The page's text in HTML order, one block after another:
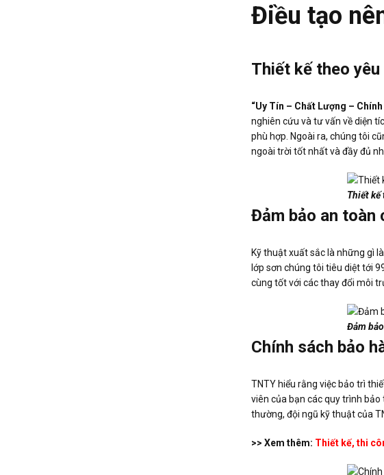
Điều tạo
Thiết kế theo
“Uy Tín – Chất Lượng –
nghiên cứu và tư vấn về diện
phù hợp. Ngoài ra, chúng tôi
ngoài trời tốt nhất và đầy đủ
Thiết kế
Đảm bảo an toàn
Kỹ thuật xuất sắc là những gì
lớp sơn chúng tôi tiêu diệt tới
cùng tốt với các thay đổi môi
Đảm
Chính sách bảo
TNTY hiểu rằng việc bảo trì
viên của bạn các quy trình
thường, đội ngũ kỹ thuật của
>> Xem thêm: Thiết kế, thi